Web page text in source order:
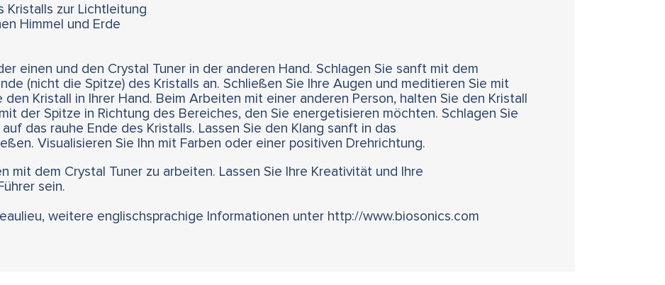
Kristalls zur Lichtleitung
Himmel und Erde
einen und den Crystal Tuner in der anderen Hand. Schlagen Sie sanft mit dem
(nicht die Spitze) des Kristalls an. Schließen Sie Ihre Augen und meditieren Sie mit
den Kristall in Ihrer Hand. Beim Arbeiten mit einer anderen Person, halten Sie den Kristall
der Spitze in Richtung des Bereiches, den Sie energetisieren möchten. Schlagen Sie
das rauhe Ende des Kristalls. Lassen Sie den Klang sanft in das
Visualisieren Sie Ihn mit Farben oder einer positiven Drehrichtung.
mit dem Crystal Tuner zu arbeiten. Lassen Sie Ihre Kreativität und Ihre
sein.
weitere englischsprachige Informationen unter http://www.biosonics.com